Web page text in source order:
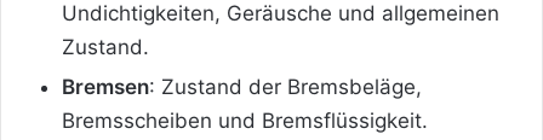
Undichtigkeiten, Geräusche und allgemeinen
Zustand.
Bremsen: Zustand der Bremsbeläge,
Bremsscheiben und Bremsflüssigkeit.